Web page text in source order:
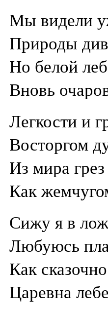
Мы видели
Природы
Но белой
Вновь
Легкости и
Восторгом
Из мира
Как
Сижу я в
Любуюсь
Как
Царевна